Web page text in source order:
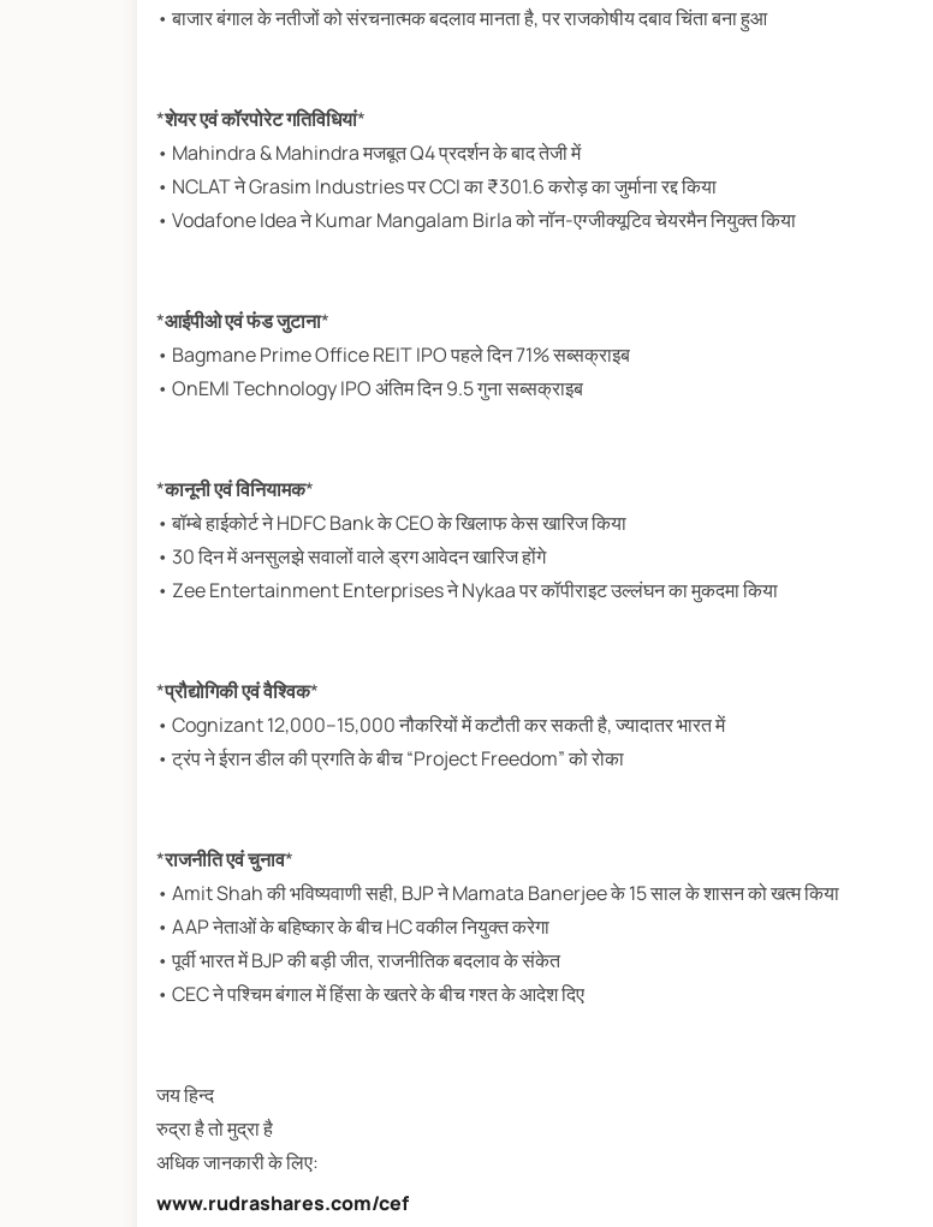
• बाजार बंगाल के नतीजों को संरचनात्मक बदलाव मानता है, पर राजकोषीय दबाव चिंता बना हुआ
*शेयर एवं कॉरपोरेट गतिविधियां*
• Mahindra & Mahindra मजबूत Q4 प्रदर्शन के बाद तेजी में
• NCLAT ने Grasim Industries पर CCI का ₹301.6 करोड़ का जुर्माना रद्द किया
• Vodafone Idea ने Kumar Mangalam Birla को नॉन-एग्जीक्यूटिव चेयरमैन नियुक्त किया
*आईपीओ एवं फंड जुटाना*
• Bagmane Prime Office REIT IPO पहले दिन 71% सब्सक्राइब
• OnEMI Technology IPO अंतिम दिन 9.5 गुना सब्सक्राइब
*कानूनी एवं विनियामक*
• बॉम्बे हाईकोर्ट ने HDFC Bank के CEO के खिलाफ केस खारिज किया
• 30 दिन में अनसुलझे सवालों वाले ड्रग आवेदन खारिज होंगे
• Zee Entertainment Enterprises ने Nykaa पर कॉपीराइट उल्लंघन का मुकदमा किया
*प्रौद्योगिकी एवं वैश्विक*
• Cognizant 12,000–15,000 नौकरियों में कटौती कर सकती है, ज्यादातर भारत में
• ट्रंप ने ईरान डील की प्रगति के बीच “Project Freedom” को रोका
*राजनीति एवं चुनाव*
• Amit Shah की भविष्यवाणी सही, BJP ने Mamata Banerjee के 15 साल के शासन को खत्म किया
• AAP नेताओं के बहिष्कार के बीच HC वकील नियुक्त करेगा
• पूर्वी भारत में BJP की बड़ी जीत, राजनीतिक बदलाव के संकेत
• CEC ने पश्चिम बंगाल में हिंसा के खतरे के बीच गश्त के आदेश दिए
जय हिन्द
रुद्रा है तो मुद्रा है
अधिक जानकारी के लिए:
www.rudrashares.com/cef